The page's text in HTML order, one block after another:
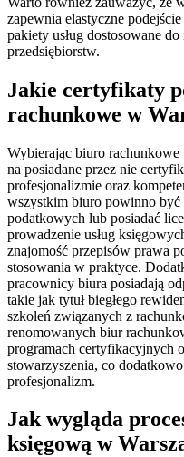
zapewnia elastyczne
pakiety usług dostosowane
przedsiębiorstw.
Jakie certyfikaty
rachunkowe w
Wybierając biuro
na posiadane przez nie
profesjonalizmie oraz
wszystkim biuro powinno być
podatkowych lub posiadać
prowadzenie usług
znajomość przepisów prawa
stosowania w praktyce.
pracownicy biura posiadają
takie jak tytuł biegłego
szkoleń związanych z
renomowanych biur
programach certyfikacyjnych
stowarzyszenia, co
profesjonalizm.
Jak wygląda
księgową w